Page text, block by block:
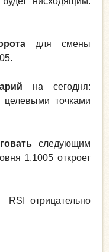
для смены
на сегодня:
точками
следующим
1,1005 откроет